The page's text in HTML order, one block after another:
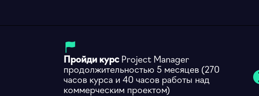
Пройди курсProject Manager
продолжительностью 5 месяцев (270
часов курса и 40 часов работы над
коммерческим проектом)